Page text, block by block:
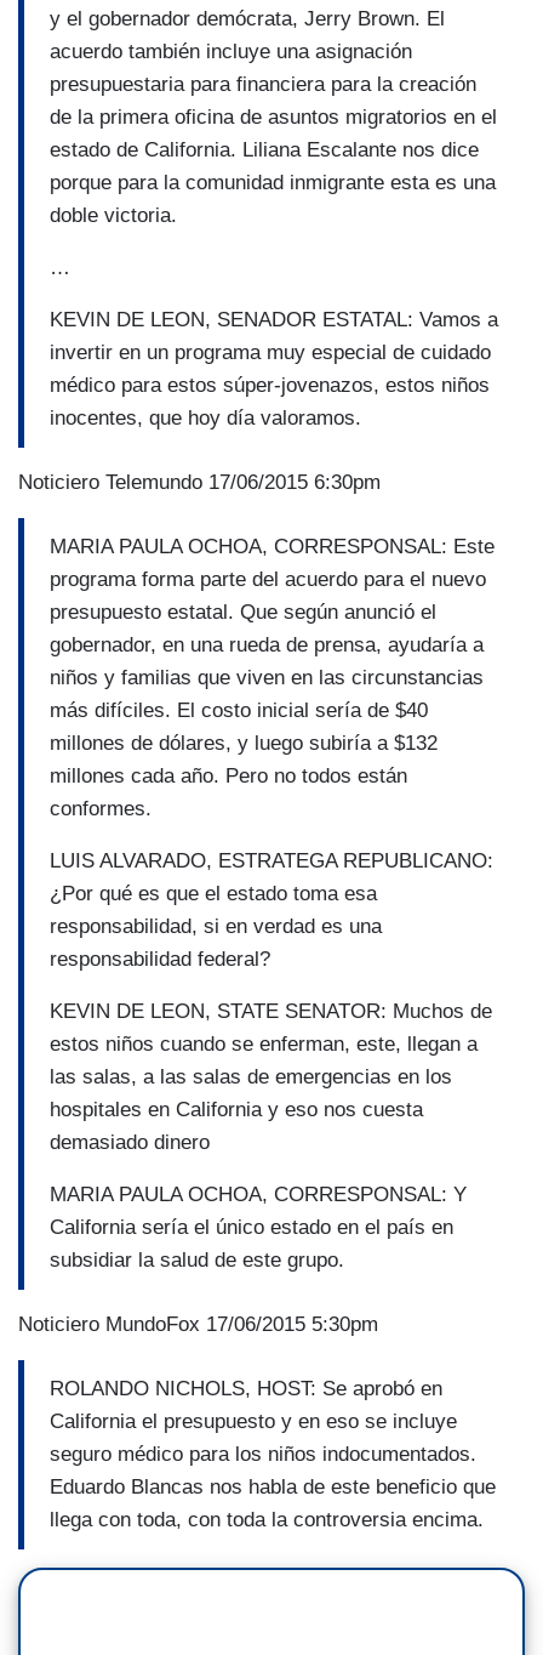
y el gobernador demócrata, Jerry Brown. El
acuerdo también incluye una asignación
presupuestaria para financiera para la creación
de la primera oficina de asuntos migratorios en el
estado de California. Liliana Escalante nos dice
porque para la comunidad inmigrante esta es una
doble victoria.
…
KEVIN DE LEON, SENADOR ESTATAL: Vamos a
invertir en un programa muy especial de cuidado
médico para estos súper-jovenazos, estos niños
inocentes, que hoy día valoramos.
Noticiero Telemundo 17/06/2015 6:30pm
MARIA PAULA OCHOA, CORRESPONSAL: Este
programa forma parte del acuerdo para el nuevo
presupuesto estatal. Que según anunció el
gobernador, en una rueda de prensa, ayudaría a
niños y familias que viven en las circunstancias
más difíciles. El costo inicial sería de $40
millones de dólares, y luego subiría a $132
millones cada año. Pero no todos están
conformes.
LUIS ALVARADO, ESTRATEGA REPUBLICANO:
¿Por qué es que el estado toma esa
responsabilidad, si en verdad es una
responsabilidad federal?
KEVIN DE LEON, STATE SENATOR: Muchos de
estos niños cuando se enferman, este, llegan a
las salas, a las salas de emergencias en los
hospitales en California y eso nos cuesta
demasiado dinero
MARIA PAULA OCHOA, CORRESPONSAL: Y
California sería el único estado en el país en
subsidiar la salud de este grupo.
Noticiero MundoFox 17/06/2015 5:30pm
ROLANDO NICHOLS, HOST: Se aprobó en
California el presupuesto y en eso se incluye
seguro médico para los niños indocumentados.
Eduardo Blancas nos habla de este beneficio que
llega con toda, con toda la controversia encima.